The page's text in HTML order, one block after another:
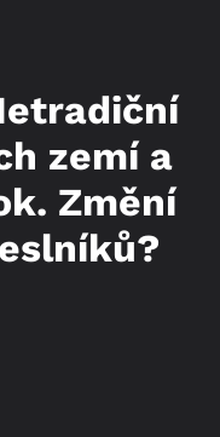
zemí a
Změní